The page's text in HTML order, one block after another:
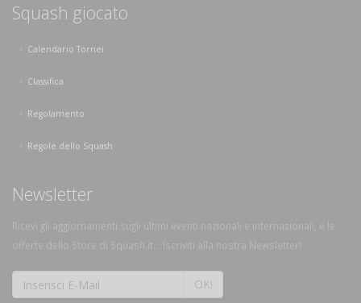
Squash giocato
Calendario Tornei
Classifica
Regolamento
Regole dello Squash
Newsletter
Ricevi gli aggiornamenti sugli ultimi eventi nazionali e internazionali, e le
offerte dello Store di Squash.it... Iscriviti alla nostra Newsletter!
OK!